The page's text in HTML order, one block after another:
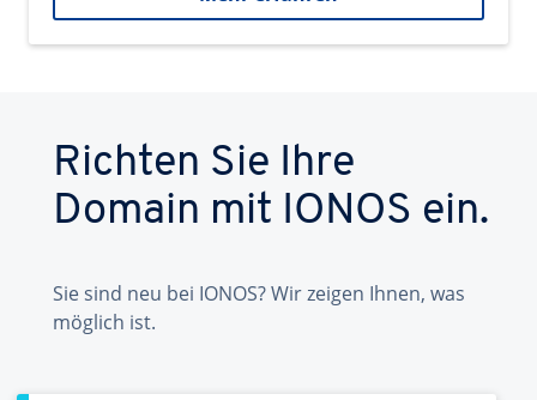
Richten Sie Ihre
Domain mit IONOS ein.
Sie sind neu bei IONOS? Wir zeigen Ihnen, was
möglich ist.